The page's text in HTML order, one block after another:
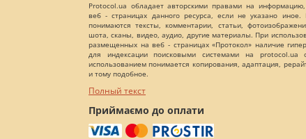
Protocol.ua обладает авторскими правами на
веб - страницах данного ресурса, если не указано
понимаются тексты, комментарии, статьи,
шота, сканы, видео, аудио, другие материалы. При
размещенных на веб - страницах «Протокол» наличие
для индексации поисковыми системами на protocol.ua
использованием понимается копирования, адаптация,
и тому подобное.
Полный текст
Приймаємо до оплати